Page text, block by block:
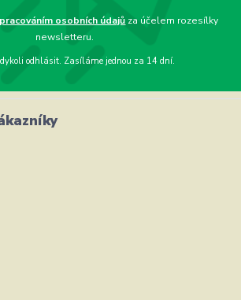
osobních údajů za účelem rozesílky
newsletteru.
odhlásit. Zasíláme jednou za 14 dní.